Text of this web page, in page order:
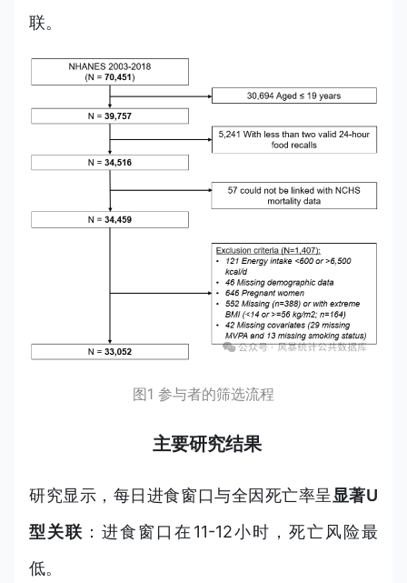
联。
图1 参与者的筛选流程
主要研究结果
研究显示，每日进食窗口与全因死亡率呈 显著U
型关联 ：进食窗口在11-12小时，死亡风险最
低。